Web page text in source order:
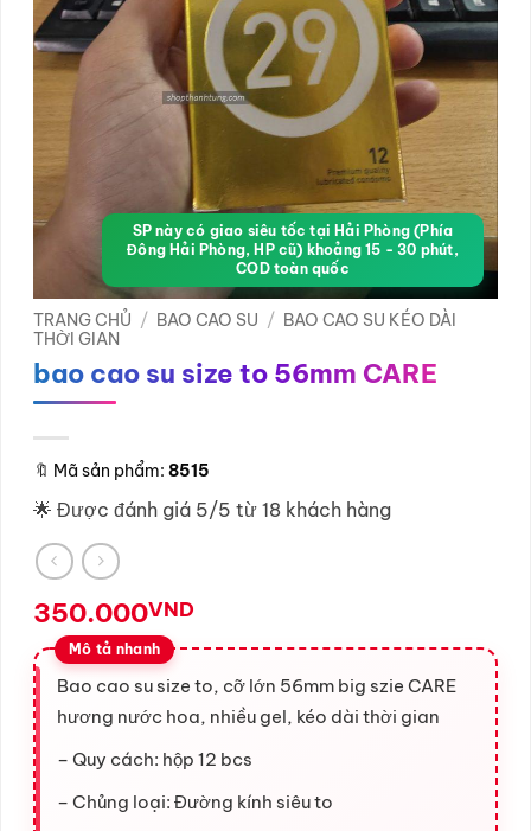
SP này có giao siêu tốc tại Hải Phòng (Phía
Đông Hải Phòng, HP cũ) khoảng 15 - 30 phút,
COD toàn quốc
TRANG CHỦ / BAO CAO SU / BAO CAO SU KÉO DÀI
THỜI GIAN
bao cao su size to 56mm CARE
🔖 Mã sản phẩm: 8515
🌟 Được đánh giá 5/5 từ 18 khách hàng
350.000VND
Bao cao su size to, cỡ lớn 56mm big szie CARE
hương nước hoa, nhiều gel, kéo dài thời gian
– Quy cách: hộp 12 bcs
– Chủng loại: Đường kính siêu to